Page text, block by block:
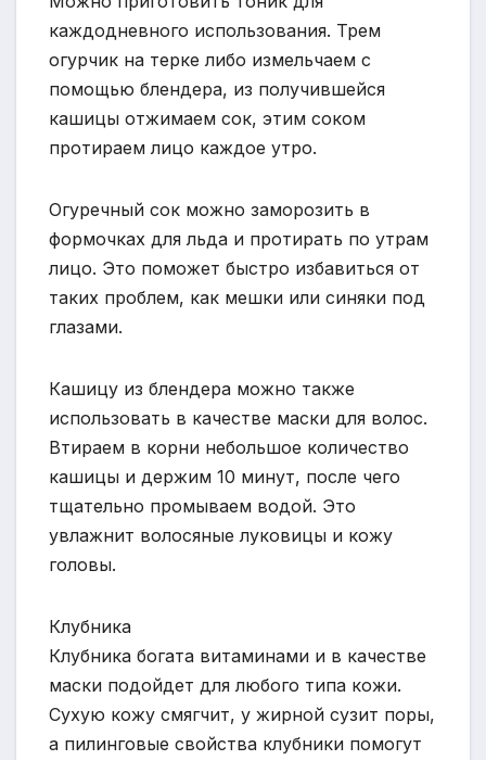
каждодневного использования. Трем
огурчик на терке либо измельчаем с
помощью блендера, из получившейся
кашицы отжимаем сок, этим соком
протираем лицо каждое утро.
Огуречный сок можно заморозить в
формочках для льда и протирать по утрам
лицо. Это поможет быстро избавиться от
таких проблем, как мешки или синяки под
глазами.
Кашицу из блендера можно также
использовать в качестве маски для волос.
Втираем в корни небольшое количество
кашицы и держим 10 минут, после чего
тщательно промываем водой. Это
увлажнит волосяные луковицы и кожу
головы.
Клубника
Клубника богата витаминами и в качестве
маски подойдет для любого типа кожи.
Сухую кожу смягчит, у жирной сузит поры,
а пилинговые свойства клубники помогут